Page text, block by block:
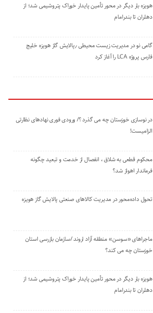
هویزه بار دیگر در محور تأمین پایدار خوراک پتروشیمی شد؛ از
دهلران تا بندرامام
گامی نو در مدیریت زیست ‌محیطی ٫پالایش گاز هویزه خلیج
‌فارس پروژه LCA را آغاز کرد
در نوسازی خوزستان چه می گذرد ؟/ ورودی فوری نهادهای نظارتی
الزامیست!
محکوم قطعی به شلاق ، انفصال از خدمت و تبعید چگونه
فرماندار اهواز شد؟
تحول داده‌محور در مدیریت کالاهای صنعتی پالایش گاز هویزه
ماجراهای «سوسن» منطقه آزاد اروند /سازمان بازرسی استان
خوزستان چه می کند؟
هویزه بار دیگر در محور تأمین پایدار خوراک پتروشیمی شد؛ از
دهلران تا بندرامام